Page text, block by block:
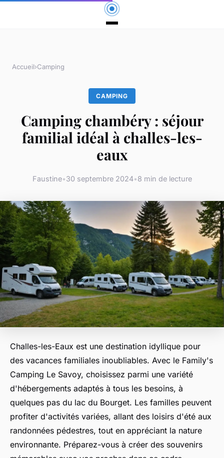
Accueil›Camping
CAMPING
Camping chambéry : séjour
familial idéal à challes-les-
eaux
Faustine•30 septembre 2024•8 min de lecture
Challes-les-Eaux est une destination idyllique pour
des vacances familiales inoubliables. Avec le Family's
Camping Le Savoy, choisissez parmi une variété
d'hébergements adaptés à tous les besoins, à
quelques pas du lac du Bourget. Les familles peuvent
profiter d'activités variées, allant des loisirs d'été aux
randonnées pédestres, tout en appréciant la nature
environnante. Préparez-vous à créer des souvenirs